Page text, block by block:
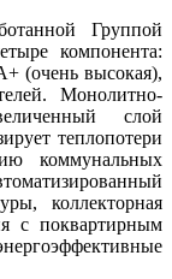
Группой
компонента:
(очень высокая),
Монолитно-
слой
теплопотери
коммунальных
коллекторная
с поквартирным